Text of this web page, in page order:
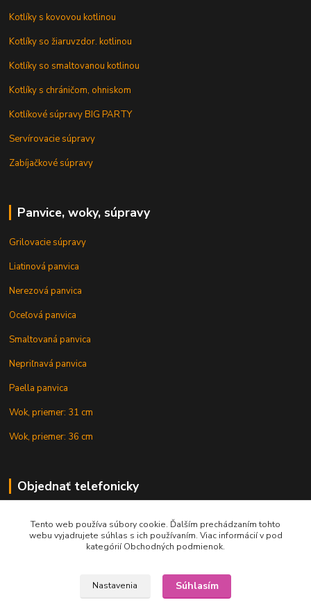
Kotlíky s kovovou kotlinou
Kotlíky so žiaruvzdor. kotlinou
Kotlíky so smaltovanou kotlinou
Kotlíky s chráničom, ohniskom
Kotlíkové súpravy BIG PARTY
Servírovacie súpravy
Zabíjačkové súpravy
Panvice, woky, súpravy
Grilovacie súpravy
Liatinová panvica
Nerezová panvica
Oceľová panvica
Smaltovaná panvica
Nepriľnavá panvica
Paella panvica
Wok, priemer: 31 cm
Wok, priemer: 36 cm
Objednať telefonicky
+421 902 212 007
Tento web používa súbory cookie. Ďalším prechádzaním tohto
webu vyjadrujete súhlas s ich používaním. Viac informácií v pod
kategórií Obchodných podmienok.
Nastavenia Súhlasím